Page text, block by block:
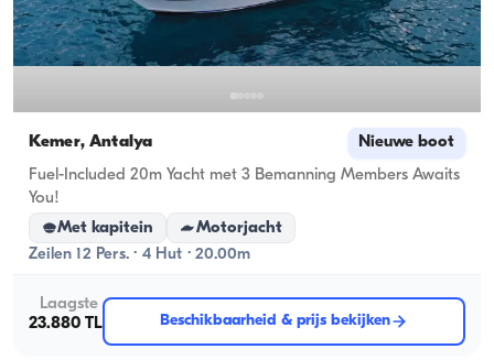
Kemer, Antalya Nieuwe boot
Fuel-Included 20m Yacht met 3 Bemanning Members Awaits
You!
Met kapitein
Motorjacht
Zeilen 12 Pers. · 4 Hut · 20.00m
Laagste
23.880 TL
Beschikbaarheid & prijs bekijken